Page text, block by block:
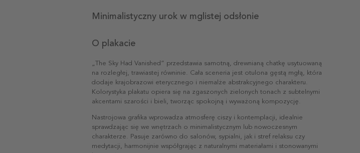
Minimalistyczny urok w mglistej odsłonie
O plakacie
„The Sky Had Vanished” przedstawia samotną, drewnianą chatkę usytuowaną
na rozległej, trawiastej równinie. Cała sceneria jest otulona gęstą mgłą, która
dodaje krajobrazowi eterycznego i niemalże abstrakcyjnego charakteru.
Kolorystyka plakatu opiera się na zgaszonych zielonych tonach z subtelnymi
akcentami szarości i bieli, tworząc spokojną i wyważoną kompozycję.
Nastrojowa grafika wprowadza atmosferę ciszy i kontemplacji, idealnie
sprawdzając się we wnętrzach o minimalistycznym lub nowoczesnym
charakterze. Pasuje zarówno do salonów, sypialni, jak i stref relaksu czy
medytacji, harmonijnie współgrając z naturalnymi materiałami i stonowanymi